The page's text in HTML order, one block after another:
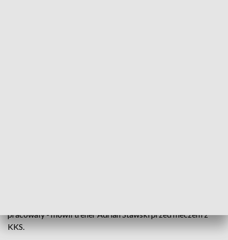
pracowały - mówił trener Adrian Stawski przed meczem z
KKS.